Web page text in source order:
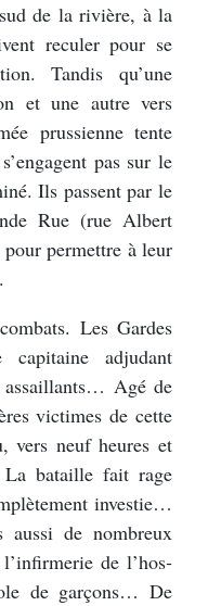
de la rivière, à la
reculer pour se
Tandis qu’une
et une autre vers
prussienne tente
pas sur le
Ils passent par le
Rue (rue Albert
permettre à leur
Les Gardes
adjudant
Agé de
victimes de cette
vers neuf heures et
bataille fait rage
investie…
de nom­breux
de l’hos­
de garçons… De